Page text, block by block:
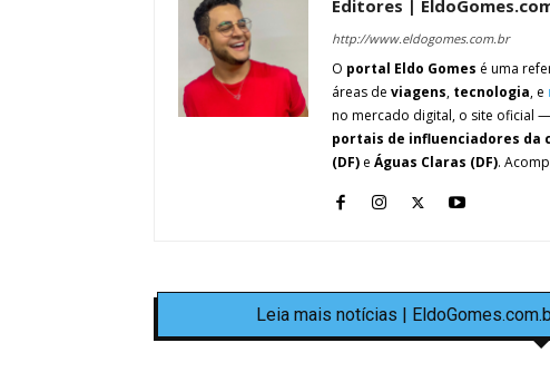
Editores |
http://www.eldogomes.com.br
O portal Eldo Gomes é uma
áreas de viagens, tecnologia, e
no mercado digital, o site oficial —
portais de influenciadores da
(DF) e Águas Claras (DF).
Leia mais notícias |